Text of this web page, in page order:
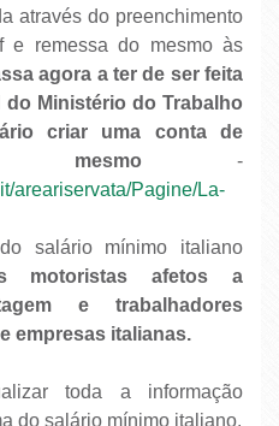
através do preenchimento
e remessa do mesmo às
agora a ter de ser feita
Ministério do Trabalho
criar uma conta de
mesmo -
areariservata/Pagine/La-
salário mínimo italiano
motoristas afetos a
e trabalhadores
empresas italianas.
toda a informação
do salário mínimo italiano.